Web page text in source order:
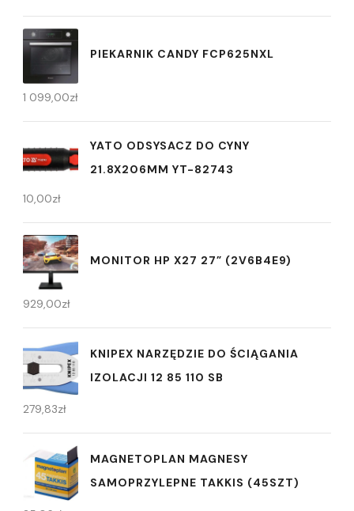
PIEKARNIK CANDY FCP625NXL
1 099,00zł
YATO ODSYSACZ DO CYNY
21.8X206MM YT-82743
10,00zł
MONITOR HP X27 27” (2V6B4E9)
929,00zł
KNIPEX NARZĘDZIE DO ŚCIĄGANIA
IZOLACJI 12 85 110 SB
279,83zł
MAGNETOPLAN MAGNESY
SAMOPRZYLEPNE TAKKIS (45SZT)